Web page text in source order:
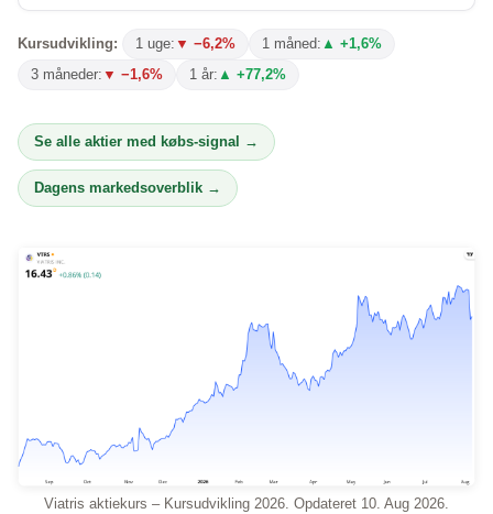
Kursudvikling: 1 uge: ▼ −6,2% 1 måned: ▲ +1,6%
3 måneder: ▼ −1,6% 1 år: ▲ +77,2%
Se alle aktier med købs-signal →
Dagens markedsoverblik →
Viatris aktiekurs – Kursudvikling 2026. Opdateret 10. Aug 2026.